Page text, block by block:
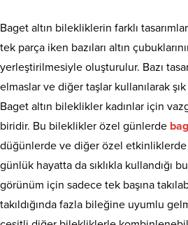
Baget altın bilekliklerin farklı
tek parça iken bazıları altın
yerleştirilmesiyle oluşturulur. Bazı
elmaslar ve diğer taşlar kullanılarak
Baget altın bileklikler kadınlar için
biridir. Bu bileklikler özel günlerde
düğünlerde ve diğer özel etkinliklerde
günlük hayatta da sıklıkla kullandığı
görünüm için sadece tek başına
takıldığında fazla bileğine uyumlu